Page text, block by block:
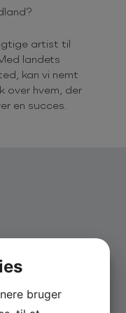
artist til
landets
kan vi nemt
over hvem, der
en succes.
bruger